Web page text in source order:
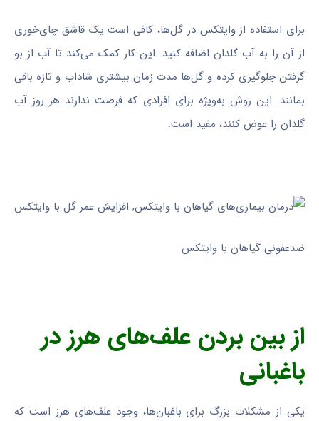
برای استفاده از وایتکس در گل‌ها، کافی است یک قاشق چای‌خوری
از آن را به آب گلدان اضافه کنید. این کار کمک می‌کند تا آب از بو
گرفتن جلوگیری کرده و گل‌ها مدت زمان بیشتری شاداب و تازه باقی
بمانند. این روش به‌ویژه برای افرادی که فرصت ندارند هر روز آب
گلدان را عوض کنند، مفید است.
ضدعفونی گیاهان با وایتکس
از بین بردن علف‌های هرز در
باغبانی
یکی از مشکلات بزرگ برای باغبان‌ها، وجود علف‌های هرز است که